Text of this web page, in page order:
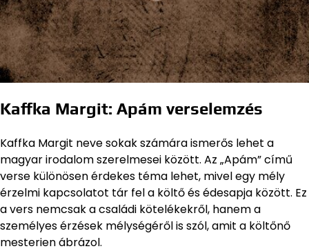
Kaffka Margit: Apám verselemzés
Kaffka Margit neve sokak számára ismerős lehet a
magyar irodalom szerelmesei között. Az „Apám” című
verse különösen érdekes téma lehet, mivel egy mély
érzelmi kapcsolatot tár fel a költő és édesapja között. Ez
a vers nemcsak a családi kötelékekről, hanem a
személyes érzések mélységéről is szól, amit a költőnő
mesterien ábrázol.